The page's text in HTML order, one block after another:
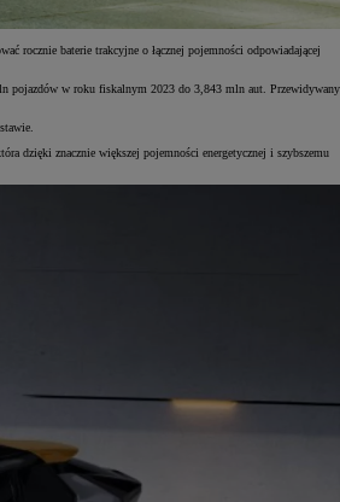
rocznie baterie trakcyjne o łącznej pojemności odpowiadającej
pojazdów w roku fiskalnym 2023 do 3,843 mln aut. Przewidywany
dzięki znacznie większej pojemności energetycznej i szybszemu